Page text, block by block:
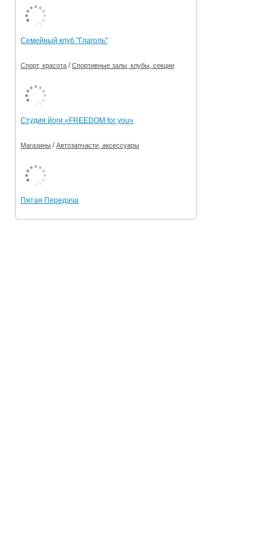
Семейный клуб "Глаголь"
Спорт, красота /Спортивные залы, клубы, секции
Студия йоги «FREEDOM for you»
Магазины /Автозапчасти, аксессуары
Пятая Передача